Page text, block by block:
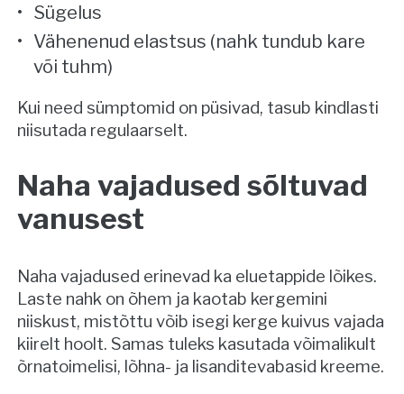
Sügelus
Vähenenud elastsus (nahk tundub kare
või tuhm)
Kui need sümptomid on püsivad, tasub kindlasti
niisutada regulaarselt.
Naha vajadused sõltuvad
vanusest
Naha vajadused erinevad ka eluetappide lõikes.
Laste nahk on õhem ja kaotab kergemini
niiskust, mistõttu võib isegi kerge kuivus vajada
kiirelt hoolt. Samas tuleks kasutada võimalikult
õrnatoimelisi, lõhna- ja lisanditevabasid kreeme.